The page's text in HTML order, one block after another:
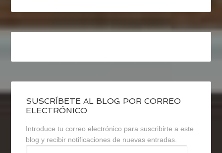
SUSCRÍBETE AL BLOG POR CORREO
ELECTRÓNICO
Introduce tu correo electrónico para suscribirte a este
blog y recibir notificaciones de nuevas entradas.